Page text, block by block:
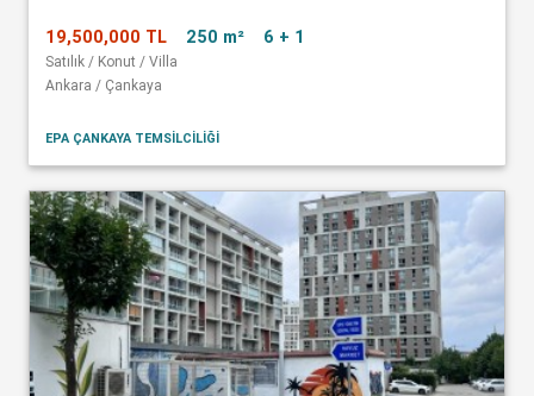
19,500,000 TL 250 m² 6 + 1
Satılık / Konut / Villa
Ankara / Çankaya
EPA ÇANKAYA TEMSİLCİLİĞİ